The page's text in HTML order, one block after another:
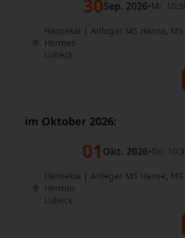
30Sep. 2026•Mi.
Hansekai | Anleger MS Hanse, MS
Hermes
Lübeck
im Oktober 2026:
01 Okt. 2026•Do.
Hansekai | Anleger MS Hanse, MS
Hermes
Lübeck